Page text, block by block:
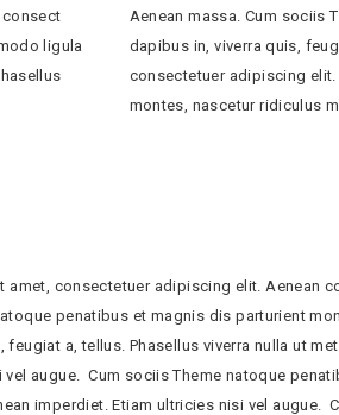
ligula
Aenean massa. Cum sociis
dapibus in, viverra quis,
consectetuer adipiscing
montes, nascetur ridiculus
amet, consectetuer adipiscing elit. Aenean
penatibus et magnis dis parturient
feugiat a, tellus. Phasellus viverra nulla ut
augue. Cum sociis Theme natoque
imperdiet. Etiam ultricies nisi vel augue.